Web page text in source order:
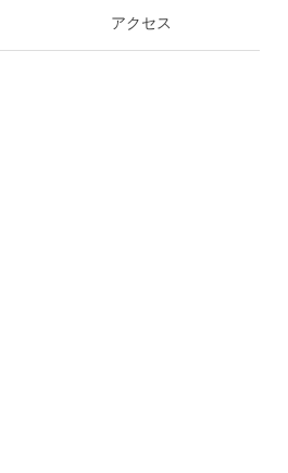
アクセス